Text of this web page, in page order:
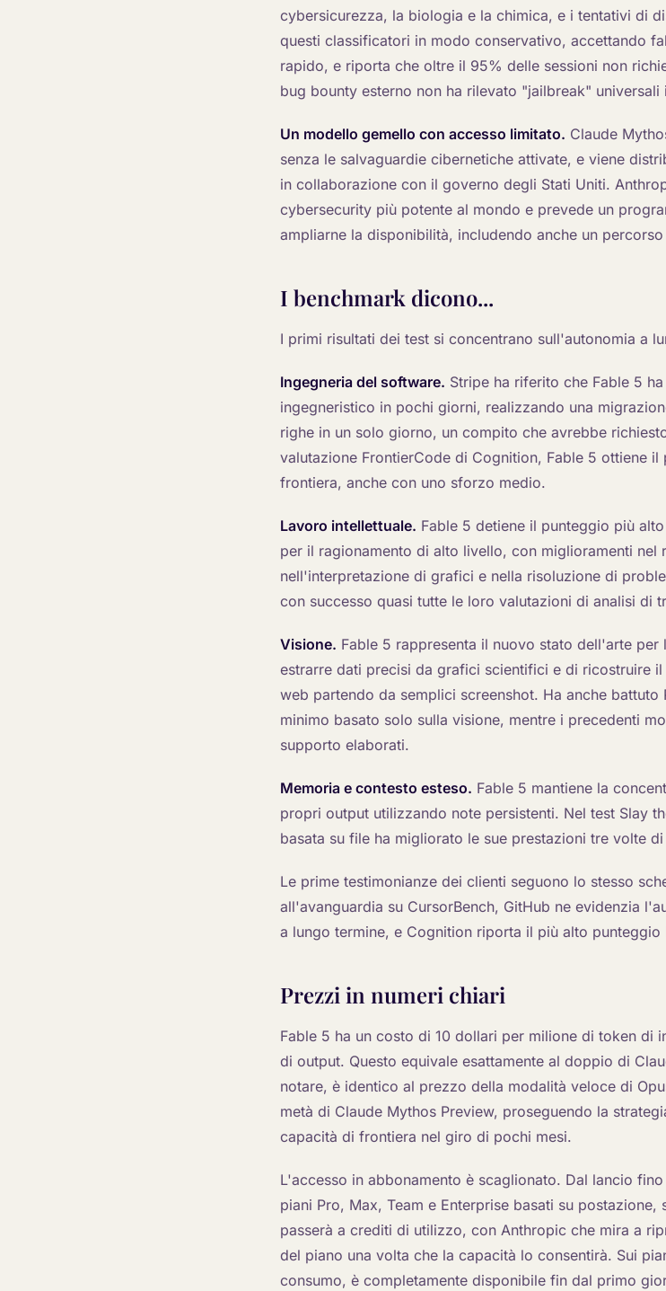
cybersicurezza, la biologia e la chimica, e i tentativi di
questi classificatori in modo conservativo, accettando
rapido, e riporta che oltre il 95% delle sessioni non
bug bounty esterno non ha rilevato "jailbreak"
Un modello gemello con accesso limitato. Claude
senza le salvaguardie cibernetiche attivate, e viene
in collaborazione con il governo degli Stati Uniti.
cybersecurity più potente al mondo e prevede un
ampliarne la disponibilità, includendo anche un
I benchmark dicono...
I primi risultati dei test si concentrano sull'autonomia a
Ingegneria del software. Stripe ha riferito che Fable 5
ingegneristico in pochi giorni, realizzando una
righe in un solo giorno, un compito che avrebbe
valutazione FrontierCode di Cognition, Fable 5 ottiene
frontiera, anche con uno sforzo medio.
Lavoro intellettuale. Fable 5 detiene il punteggio più
per il ragionamento di alto livello, con miglioramenti nel
nell'interpretazione di grafici e nella risoluzione di
con successo quasi tutte le loro valutazioni di analisi di
Visione. Fable 5 rappresenta il nuovo stato dell'arte
estrarre dati precisi da grafici scientifici e di ricostruire
web partendo da semplici screenshot. Ha anche battuto
minimo basato solo sulla visione, mentre i precedenti
supporto elaborati.
Memoria e contesto esteso. Fable 5 mantiene la
propri output utilizzando note persistenti. Nel test Slay
basata su file ha migliorato le sue prestazioni tre volte
Le prime testimonianze dei clienti seguono lo stesso
all'avanguardia su CursorBench, GitHub ne evidenzia
a lungo termine, e Cognition riporta il più alto punteggio
Prezzi in numeri chiari
Fable 5 ha un costo di 10 dollari per milione di token di
di output. Questo equivale esattamente al doppio di
notare, è identico al prezzo della modalità veloce di
metà di Claude Mythos Preview, proseguendo la
capacità di frontiera nel giro di pochi mesi.
L'accesso in abbonamento è scaglionato. Dal lancio
piani Pro, Max, Team e Enterprise basati su
passerà a crediti di utilizzo, con Anthropic che mira a
del piano una volta che la capacità lo consentirà. Sui
consumo, è completamente disponibile fin dal primo